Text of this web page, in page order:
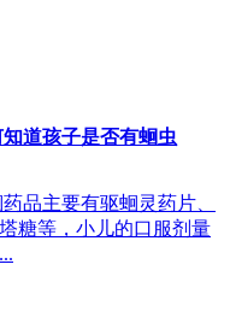
道孩子是否有蛔虫
品主要有驱蛔灵药片、
糖等，小儿的口服剂量